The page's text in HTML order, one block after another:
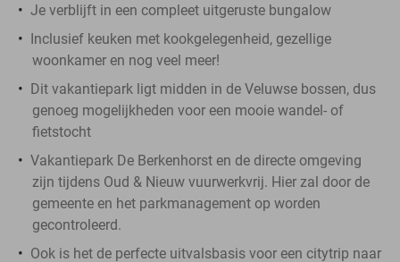
Je verblijft in een compleet uitgeruste bungalow
Inclusief keuken met kookgelegenheid, gezellige
woonkamer en nog veel meer!
Dit vakantiepark ligt midden in de Veluwse bossen, dus
genoeg mogelijkheden voor een mooie wandel- of
fietstocht
Vakantiepark De Berkenhorst en de directe omgeving
zijn tijdens Oud & Nieuw vuurwerkvrij. Hier zal door de
gemeente en het parkmanagement op worden
gecontroleerd.
Ook is het de perfecte uitvalsbasis voor een citytrip naar